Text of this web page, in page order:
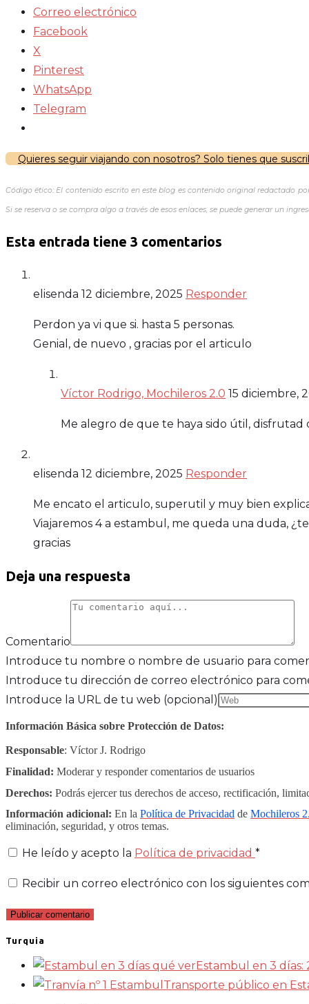
Correo electrónico
Facebook
X
Pinterest
WhatsApp
Telegram
Quieres seguir viajando con nosotros? Solo tienes que
Código ético: El contenido escrito en este blog es contenido original redactado
Si se reserva o se compra algo a través de esos enlaces, se puede generar un
Esta entrada tiene 3 comentarios
elisenda 12 diciembre, 2025 Responder
Perdon ya vi que si. hasta 5 personas.
Genial, de nuevo , gracias por el articulo
Víctor Rodrigo, Mochileros 2.0 15 diciembre,
Me alegro de que te haya sido útil, disfrutad
elisenda 12 diciembre, 2025 Responder
Me encato el articulo, superutil y muy bien
Viajaremos 4 a estambul, me queda una duda,
gracias
Deja una respuesta
Comentario
Introduce tu nombre o nombre de usuario para
Introduce tu dirección de correo electrónico para
Introduce la URL de tu web (opcional)
Información Básica sobre Protección de Datos:
Responsable: Víctor J. Rodrigo
Finalidad: Moderar y responder comentarios de usuarios
Derechos: Podrás ejercer tus derechos de acceso, rectificación,
Información adicional: En la Política de Privacidad de Mochileros
eliminación, seguridad, y otros temas.
He leído y acepto la Política de privacidad *
Recibir un correo electrónico con los siguientes
Turquia
Estambul en 3 días:
Transporte público en